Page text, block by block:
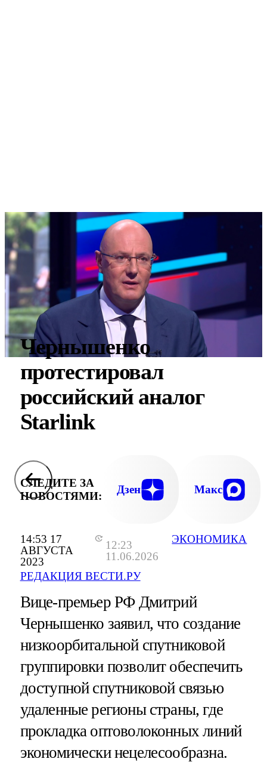
14:53 17
АВГУСТА
2023
12:23
11.06.2026
РЕДАКЦИЯ ВЕСТИ.РУ
ЭКОНОМИКА
Чернышенко
протестировал
российский аналог
Starlink
СЛЕДИТЕ ЗА
НОВОСТЯМИ:
Дзен Макс
Вице-премьер РФ Дмитрий
Чернышенко заявил, что создание
низкоорбитальной спутниковой
группировки позволит обеспечить
доступной спутниковой связью
удаленные регионы страны, где
прокладка оптоволоконных линий
экономически нецелесообразна.